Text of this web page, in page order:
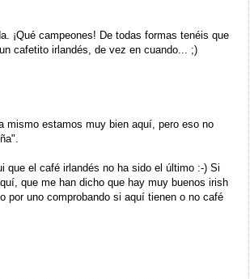
¡Qué campeones! De todas formas tenéis que
cafetito irlandés, de vez en cuando... ;)
mismo estamos muy bien aquí, pero eso no
que el café irlandés no ha sido el último :-) Si
que me han dicho que hay muy buenos irish
por uno comprobando si aquí tienen o no café